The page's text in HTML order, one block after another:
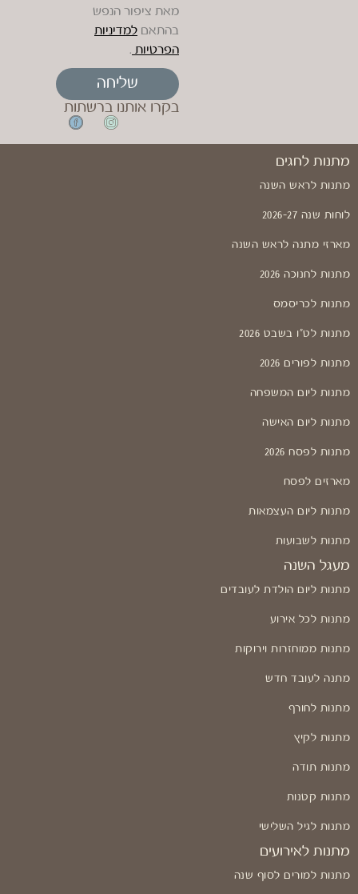
מאת ציפור הנפש
בהתאם למדיניות
הפרטיות .
שליחה
בקרו אותנו ברשתות
מתנות לחגים
מתנות לראש השנה
לוחות שנה 2026-27
מארזי מתנה לראש השנה
מתנות לחנוכה 2026
מתנות לכריסמס
מתנות לט"ו בשבט 2026
מתנות לפורים 2026
מתנות ליום המשפחה
מתנות ליום האישה
מתנות לפסח 2026
מארזים לפסח
מתנות ליום העצמאות
מתנות לשבועות
מעגל השנה
מתנות ליום הולדת לעובדים
מתנות לכל אירוע
מתנות ממוחזרות וירוקות
מתנה לעובד חדש
מתנות לחורף
מתנות לקיץ
מתנות תודה
מתנות קטנות
מתנות לגיל השלישי
מתנות לאירועים
מתנות למורים לסוף שנה